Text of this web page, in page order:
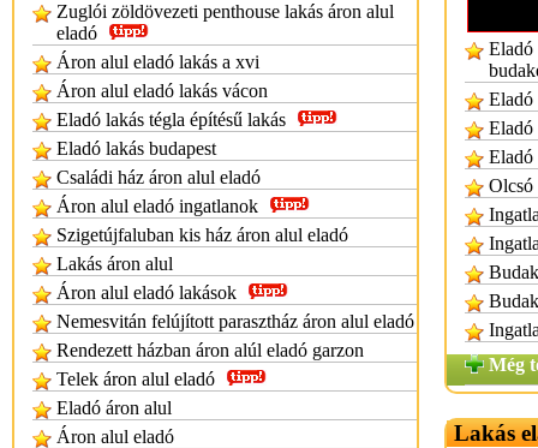
Zuglói zöldövezeti penthouse lakás áron alul
eladó
Áron alul eladó lakás a xvi
Áron alul eladó lakás vácon
Eladó lakás tégla építésű lakás
Eladó lakás budapest
Családi ház áron alul eladó
Áron alul eladó ingatlanok
Szigetújfaluban kis ház áron alul eladó
Lakás áron alul
Áron alul eladó lakások
Nemesvitán felújított parasztház áron alul eladó
Rendezett házban áron alúl eladó garzon
Telek áron alul eladó
Eladó áron alul
Áron alul eladó
Eladó
Eladó
Eladó
Eladó
Olcsó
Még
Lakás